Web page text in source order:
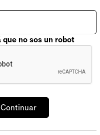
que no sos un robot